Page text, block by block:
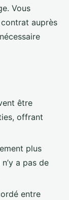
Vous
auprès
être
offrant
plus
a pas de
entre